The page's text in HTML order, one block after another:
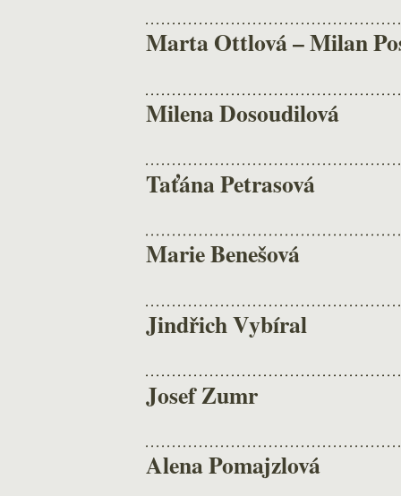
Marta Ottlová – Milan
Milena Dosoudilová
Taťána Petrasová
Marie Benešová
Jindřich Vybíral
Josef Zumr
Alena Pomajzlová